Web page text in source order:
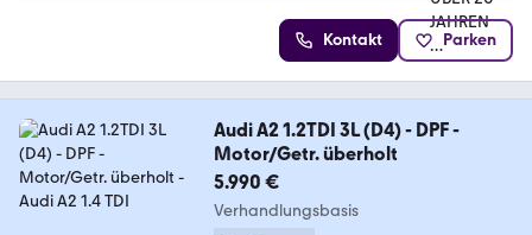
Kontakt Parken
Audi A2 1.2TDI 3L (D4) - DPF -
Motor/Getr. überholt
5.990 €
Verhandlungsbasis